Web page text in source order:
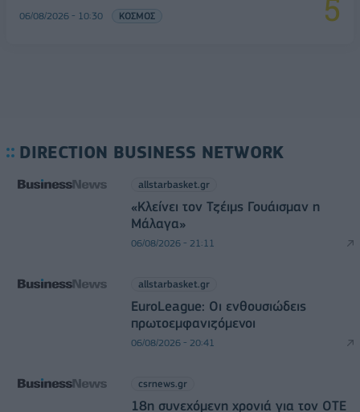
06/08/2026 - 10:30 ΚΟΣΜΟΣ
DIRECTION BUSINESS NETWORK
allstarbasket.gr
«Κλείνει τον Τζέιμς Γουάισμαν η
Μάλαγα»
06/08/2026 - 21:11
allstarbasket.gr
EuroLeague: Οι ενθουσιώδεις
πρωτοεμφανιζόμενοι
06/08/2026 - 20:41
csrnews.gr
18η συνεχόμενη χρονιά για τον ΟΤΕ